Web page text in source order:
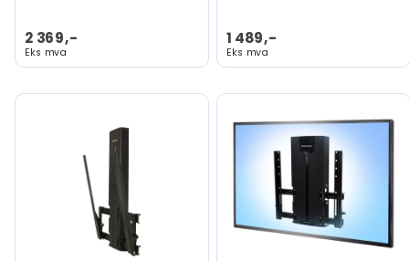
2 369,-
Eks mva
1 489,-
Eks mva